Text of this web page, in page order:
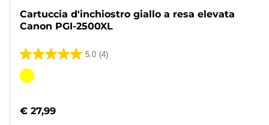
Cartuccia d'inchiostro giallo a resa elevata
Canon PGI-2500XL
5.0 (4)
5.0
su
4
Cartuccia
colori
€ 27,99